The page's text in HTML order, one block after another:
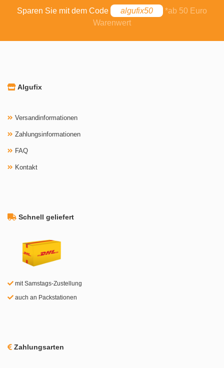
Sparen Sie mit dem Code algufix50
*ab 50 Euro
Warenwert
Algufix
Versandinformationen
Zahlungsinformationen
FAQ
Kontakt
Schnell geliefert
mit Samstags-Zustellung
auch an Packstationen
Zahlungsarten